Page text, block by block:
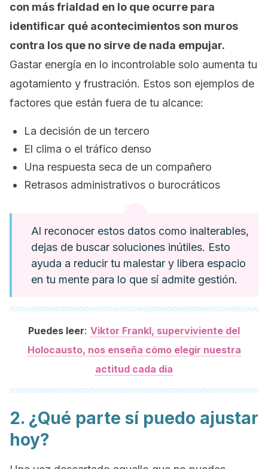
con más frialdad en lo que ocurre para
identificar qué acontecimientos son muros
contra los que no sirve de nada empujar.
Gastar energía en lo incontrolable solo aumenta tu
agotamiento y frustración. Estos son ejemplos de
factores que están fuera de tu alcance:
La decisión de un tercero
El clima o el tráfico denso
Una respuesta seca de un compañero
Retrasos administrativos o burocráticos
Al reconocer estos datos como inalterables,
dejas de buscar soluciones inútiles. Esto
ayuda a reducir tu malestar y libera espacio
en tu mente para lo que sí admite gestión.
Puedes leer: Viktor Frankl, superviviente del
Holocausto, nos enseña cómo elegir nuestra
actitud cada día
2. ¿Qué parte sí puedo ajustar
hoy?